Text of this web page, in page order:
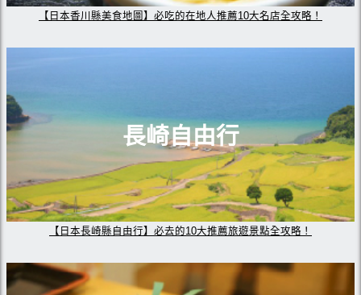
【日本香川縣美食地圖】必吃的在地人推薦10大名店全攻略！
長崎自由行
【日本長崎縣自由行】必去的10大推薦旅遊景點全攻略！